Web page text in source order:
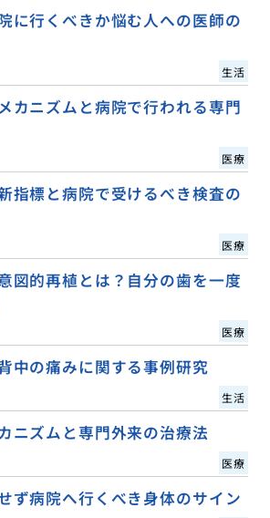
に行くべきか悩む人への医師の
生活
カニズムと病院で行われる専門
医療
指標と病院で受けるべき検査の
医療
図的再植とは？自分の歯を一度
医療
中の痛みに関する事例研究
生活
ニズムと専門外来の治療法
医療
ず病院へ行くべき身体のサイン